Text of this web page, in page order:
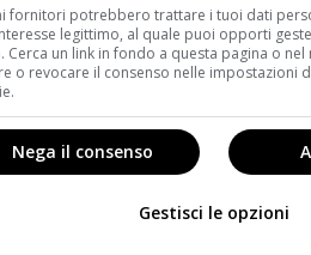
decimo
rivela
e l’addio a
Anteprime
Dangerous
fornitori potrebbero trattare i tuoi dati
legittimo, al quale puoi opporti
Cerca un link in fondo a questa pagina o
o revocare il consenso nelle impostazioni
Nega il consenso
Gestisci le opzioni